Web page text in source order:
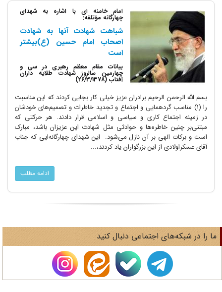
امام خامنه ای با اشاره به شهدای
چهارگانه مؤتلفه:
شباهت شهادت آنها به شهادت
اصحاب امام حسین (ع)بیشتر
است
بیانات مقام معظم رهبری در سی و
چهارمین سالروز شهادت طلایه داران
آفتاب (26/3/1378)
بسم الله الرحمن الرحیم برادران عزیز خیلی کار بجایی کردند که این مناسبت
را (1) مناسب گردهمایی و اجتماع و تجدید خاطرات و تصمیم‌های خودشان
در زمینه اجتماع کاری و سیاسی و اسلامی قرار دادند. هر حرکتی که
مبتنی‌بر چنین خاطره‌ها و حوادثی مثل شهادت این عزیزان باشد، مبارک
است و برکات الهی بر آن نازل می‌شود. این شهدای چهارگانه‌ا‌یی که جناب
آقای عسکراولادی از این بزرگواران یاد کردند،...
ادامه مطلب
را در شبکه‌های اجتماعی دنبال کنید